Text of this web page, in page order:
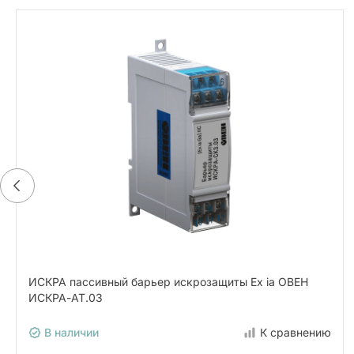
ИСКРА пассивный барьер искрозащиты Ex ia ОВЕН
ИСКРА-АТ.03
В наличии К сравнению